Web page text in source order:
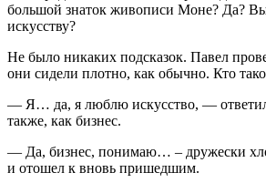
большой знаток живописи Моне? Да?
искусству?
Не было никаких подсказок. Павел
они сидели плотно, как обычно. Кто
— Я… да, я люблю искусство, —
также, как бизнес.
— Да, бизнес, понимаю… – дружески
и отошел к вновь пришедшим.